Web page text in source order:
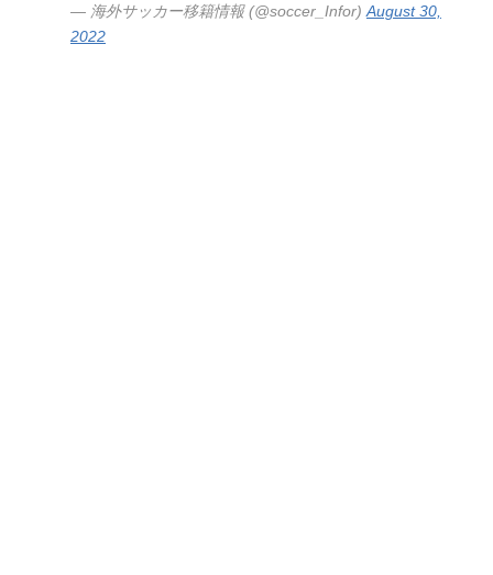
— 海外サッカー移籍情報 (@soccer_Infor) August 30,
2022